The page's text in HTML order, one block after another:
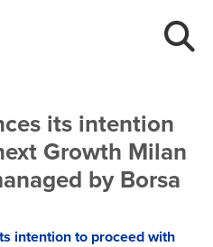
its intention
Growth Milan
by Borsa
intention to proceed with